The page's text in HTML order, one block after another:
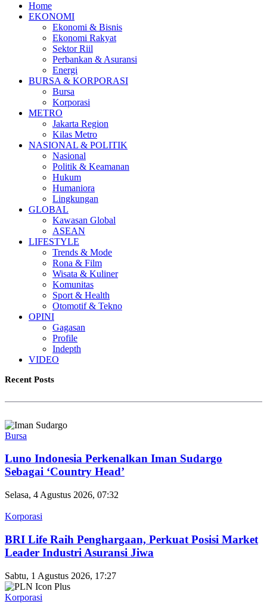
Home
EKONOMI
Ekonomi & Bisnis
Ekonomi Rakyat
Sektor Riil
Perbankan & Asuransi
Energi
BURSA & KORPORASI
Bursa
Korporasi
METRO
Jakarta Region
Kilas Metro
NASIONAL & POLITIK
Nasional
Politik & Keamanan
Hukum
Humaniora
Lingkungan
GLOBAL
Kawasan Global
ASEAN
LIFESTYLE
Trends & Mode
Rona & Film
Wisata & Kuliner
Komunitas
Sport & Health
Otomotif & Tekno
OPINI
Gagasan
Profile
Indepth
VIDEO
Recent Posts
Bursa
Luno Indonesia Perkenalkan Iman Sudargo
Sebagai ‘Country Head’
Selasa, 4 Agustus 2026, 07:32
Korporasi
BRI Life Raih Penghargaan, Perkuat Posisi Market
Leader Industri Asuransi Jiwa
Sabtu, 1 Agustus 2026, 17:27
Korporasi